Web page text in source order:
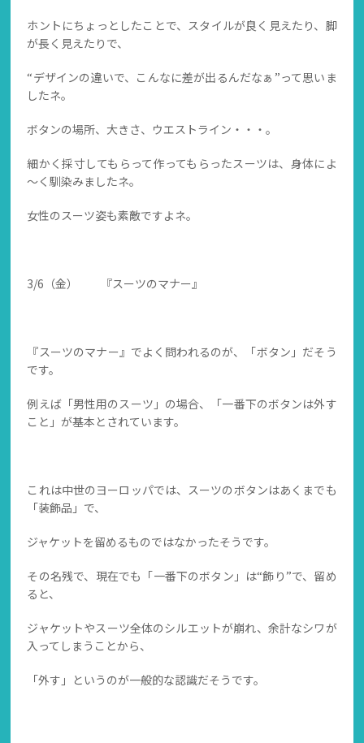
ホントにちょっとしたことで、スタイルが良く見えたり、脚
が長く見えたりで、
“デザインの違いで、こんなに差が出るんだなぁ”って思いま
したネ。
ボタンの場所、大きさ、ウエストライン・・・。
細かく採寸してもらって作ってもらったスーツは、身体によ
～く馴染みましたネ。
女性のスーツ姿も素敵ですよネ。
3/6（金） 『スーツのマナー』
『スーツのマナー』でよく問われるのが、「ボタン」だそう
です。
例えば「男性用のスーツ」の場合、「一番下のボタンは外す
こと」が基本とされています。
これは中世のヨーロッパでは、スーツのボタンはあくまでも
「装飾品」で、
ジャケットを留めるものではなかったそうです。
その名残で、現在でも「一番下のボタン」は“飾り”で、留め
ると、
ジャケットやスーツ全体のシルエットが崩れ、余計なシワが
入ってしまうことから、
「外す」というのが一般的な認識だそうです。